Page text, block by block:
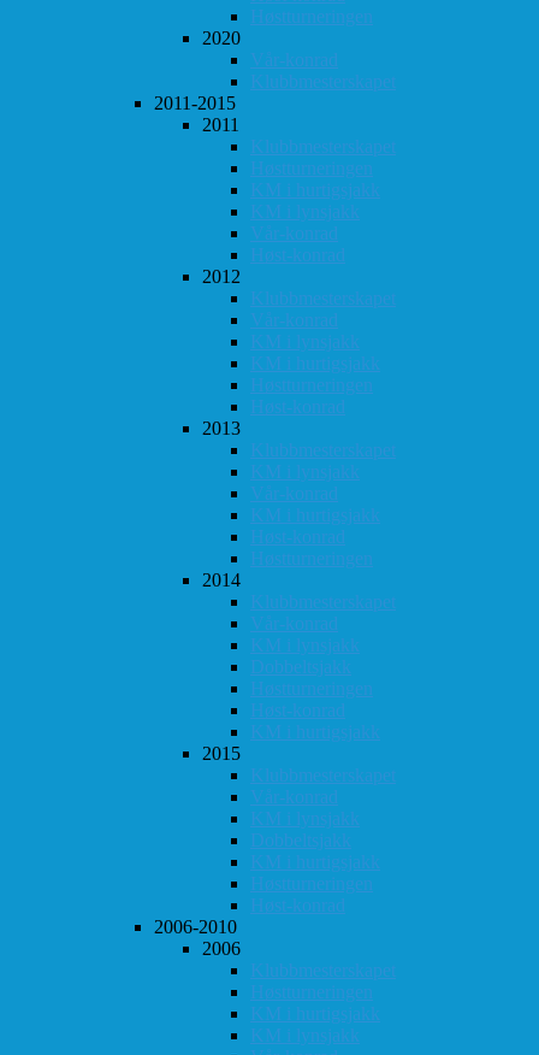
Høstturneringen
2020
Vår-konrad
Klubbmesterskapet
2011-2015
2011
Klubbmesterskapet
Høstturneringen
KM i hurtigsjakk
KM i lynsjakk
Vår-konrad
Høst-konrad
2012
Klubbmesterskapet
Vår-konrad
KM i lynsjakk
KM i hurtigsjakk
Høstturneringen
Høst-konrad
2013
Klubbmesterskapet
KM i lynsjakk
Vår-konrad
KM i hurtigsjakk
Høst-konrad
Høstturneringen
2014
Klubbmesterskapet
Vår-konrad
KM i lynsjakk
Dobbeltsjakk
Høstturneringen
Høst-konrad
KM i hurtigsjakk
2015
Klubbmesterskapet
Vår-konrad
KM i lynsjakk
Dobbeltsjakk
KM i hurtigsjakk
Høstturneringen
Høst-konrad
2006-2010
2006
Klubbmesterskapet
Høstturneringen
KM i hurtigsjakk
KM i lynsjakk